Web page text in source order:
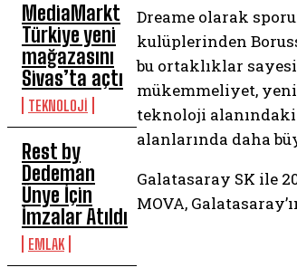
MediaMarkt
Türkiye yeni
mağazasını
Sivas’ta açtı
TEKNOLOJİ
Rest by
Dedeman
Ünye İçin
İmzalar Atıldı
EMLAK
Dreame olarak
kulüplerinden
bu ortaklıklar
mükemmeliyet,
teknoloji
alanlarında daha
Galatasaray SK ile
MOVA,